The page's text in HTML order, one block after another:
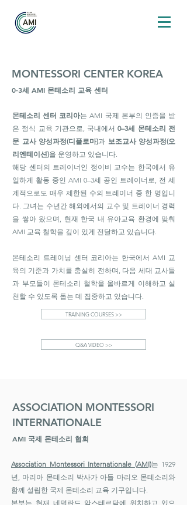
MONTESSORI CENTER KOREA
0-3세 AMI 몬테소리 교육 센터
몬테소리 센터 코리아는 AMI 국제 본부의 인증을 받
은 정식 교육 기관으로, 국내에서0–3세 몬테소리 전
문 교사 양성과정(디플로마)과 보조교사 양성과정(오
리엔테이션)을 운영하고 있습니다.
해당 센터의 트레이너인 정이비 교수는 한국에서 유
일하게 활동 중인 AMI 0–3세 공인 트레이너로, 전 세
계적으로도 매우 제한된 수의 트레이너 중 한 명입니
다. 그녀는 수년간 해외에서의 교수 및 트레이너 경력
을 쌓아 왔으며, 현재 한국 내 유아교육 환경에 맞춰
AMI 교육 철학을 깊이 있게 전달하고 있습니다.
몬테소리 트레이닝 센터 코리아는 한국에서 AMI 교
육의 기준과 가치를 충실히 전하며, 다음 세대 교사들
과 부모들이 몬테소리 철학을 올바르게 이해하고 실
천할 수 있도록 돕는 데 집중하고 있습니다.
TRAINING COURSES >>
Q&A VIDEO >>
ASSOCIATION MONTESSORI
INTERNATIONALE
AMI 국제 몬테소리 협회
Association Montessori Internationale (AMI)는 1929
년, 마리아 몬테소리 박사가 아들 마리오 몬테소리와
함께 설립한 국제 몬테소리 교육 기구입니다.
본부는 현재 네덜란드 암스테르담에 위치하고 있으